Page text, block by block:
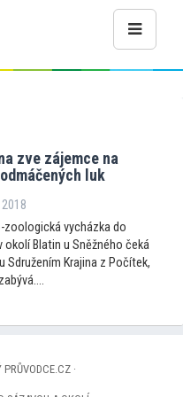
zve zájemce na
luk
zoologická vycházka do
okolí Blatin u Sněžného čeká
Sdružením Krajina z Počítek,
·